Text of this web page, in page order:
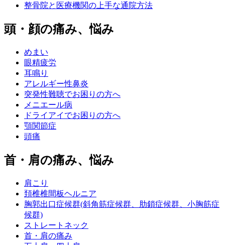
整骨院と医療機関の上手な通院方法
頭・顔の痛み、悩み
めまい
眼精疲労
耳鳴り
アレルギー性鼻炎
突発性難聴でお困りの方へ
メニエール病
ドライアイでお困りの方へ
顎関節症
頭痛
首・肩の痛み、悩み
肩こり
頚椎椎間板ヘルニア
胸郭出口症候群(斜角筋症候群、肋鎖症候群、小胸筋症
候群)
ストレートネック
首・肩の痛み